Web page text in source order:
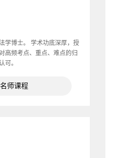
学博士。 学术功底深厚，授
高频考点、重点、难点的归
可。
师课程